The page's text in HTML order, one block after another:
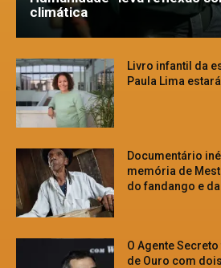
climática
Livro infantil da
Paula Lima
Documentário
memória de
do fandango e
O Agente
de Ouro com